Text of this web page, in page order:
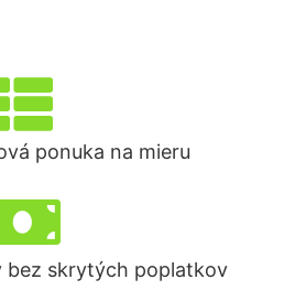
ponuka na mieru
bez skrytých poplatkov